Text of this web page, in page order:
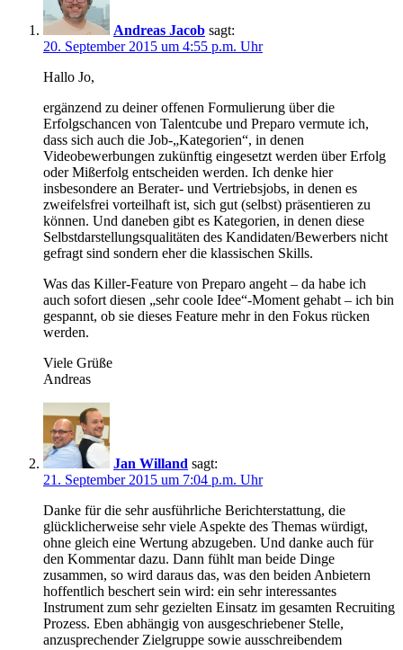
Andreas Jacob sagt:
20. September 2015 um 4:55 p.m. Uhr
Hallo Jo,
ergänzend zu deiner offenen Formulierung über die
Erfolgschancen von Talentcube und Preparo vermute ich,
dass sich auch die Job-„Kategorien“, in denen
Videobewerbungen zukünftig eingesetzt werden über Erfolg
oder Mißerfolg entscheiden werden. Ich denke hier
insbesondere an Berater- und Vertriebsjobs, in denen es
zweifelsfrei vorteilhaft ist, sich gut (selbst) präsentieren zu
können. Und daneben gibt es Kategorien, in denen diese
Selbstdarstellungsqualitäten des Kandidaten/Bewerbers nicht
gefragt sind sondern eher die klassischen Skills.
Was das Killer-Feature von Preparo angeht – da habe ich
auch sofort diesen „sehr coole Idee“-Moment gehabt – ich bin
gespannt, ob sie dieses Feature mehr in den Fokus rücken
werden.
Viele Grüße
Andreas
Jan Willand sagt:
21. September 2015 um 7:04 p.m. Uhr
Danke für die sehr ausführliche Berichterstattung, die
glücklicherweise sehr viele Aspekte des Themas würdigt,
ohne gleich eine Wertung abzugeben. Und danke auch für
den Kommentar dazu. Dann fühlt man beide Dinge
zusammen, so wird daraus das, was den beiden Anbietern
hoffentlich beschert sein wird: ein sehr interessantes
Instrument zum sehr gezielten Einsatz im gesamten Recruiting
Prozess. Eben abhängig von ausgeschriebener Stelle,
anzusprechender Zielgruppe sowie ausschreibendem